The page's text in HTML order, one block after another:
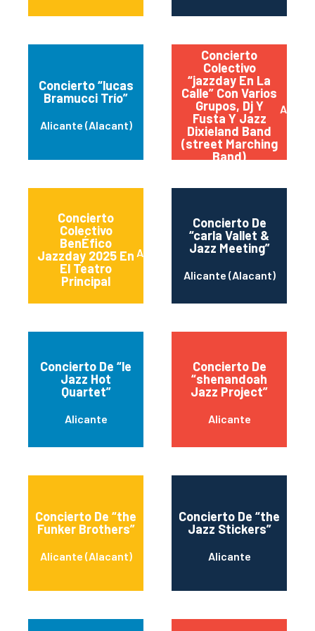
Concierto “lucas
Bramucci Trío”
Alicante (Alacant)
Concierto
Colectivo
“jazzday En La
Calle” Con Varios
Grupos, Dj Y
Fusta Y Jazz
Dixieland Band
(street Marching
Band)
Concierto
Colectivo
BenÉfico
Jazzday 2025 En
El Teatro
Principal
Alicante (Alacant)
Concierto De
“carla Vallet &
Jazz Meeting”
Alicante (Alacant)
Concierto De “le
Jazz Hot
Quartet”
Alicante
Concierto De
“shenandoah
Jazz Project”
Alicante
Concierto De “the
Funker Brothers”
Alicante (Alacant)
Concierto De “the
Jazz Stickers”
Alicante